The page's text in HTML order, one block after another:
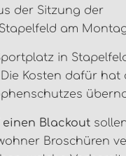
der Sitzung der
am
in
Die Kosten dafür hat
Blackout
Broschüren